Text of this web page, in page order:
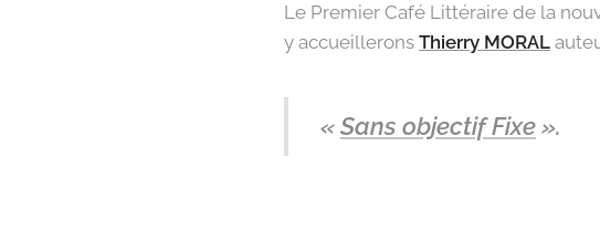
Le Premier Café Littéraire de la
y accueillerons Thierry MORAL
«Sans objectif Fixe».